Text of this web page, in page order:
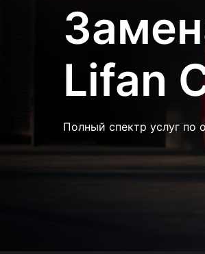
Lifan
Полный спектр услуг по